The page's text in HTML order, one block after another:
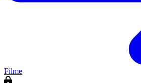
Filme